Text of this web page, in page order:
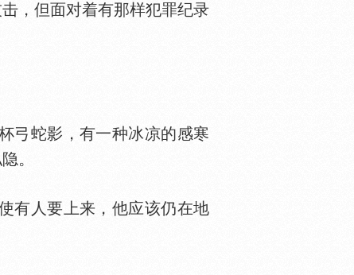
，但面对着有那样犯罪纪录
蛇影，有一种冰凉的感寒
。
有人要上来，他应该仍在地